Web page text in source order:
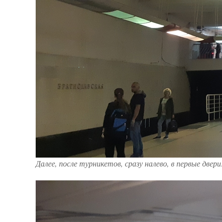
Далее, после турникетов, сразу налево, в первые